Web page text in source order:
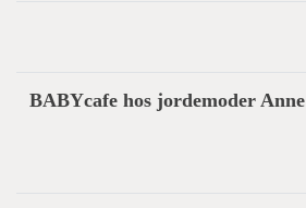
BABYcafe hos jordemoder Anne